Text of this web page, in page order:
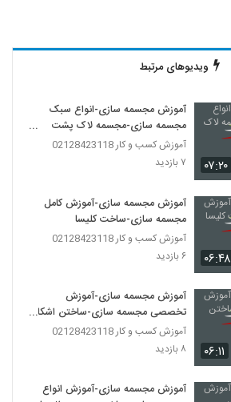
ویدیوهای مرتبط
۰۷:۲۰
آموزش مجسمه سازی-انواع سبک
مجسمه سازی-مجسمه لاک پشت
دریایی
آموزش کسب و کار 02128423118
۷ بازدید
۰۶:۴۸
آموزش مجسمه سازی-آموزش کامل
مجسمه سازی-ساخت کلیسا
آموزش کسب و کار 02128423118
۶ بازدید
۰۶:۱۱
آموزش مجسمه سازی-آموزش
تخصصی مجسمه سازی-ساختن اشکال
هندسی
آموزش کسب و کار 02128423118
۸ بازدید
آموزش مجسمه سازی-آموزش انواع